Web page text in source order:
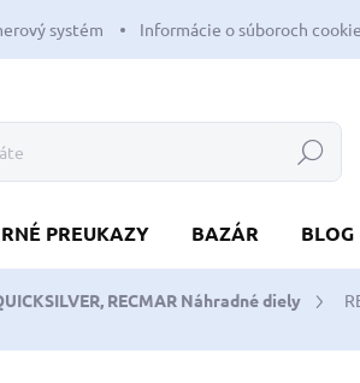
systém Informácie o súboroch
Hľadať
PREUKAZY BAZÁR BLOG
RECMAR Náhradné diely